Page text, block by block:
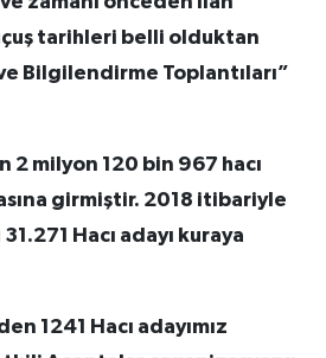
tarihleri belli olduktan
Bilgilendirme Toplantıları”
2 milyon 120 bin 967 hacı
girmiştir. 2018 itibariyle
Hacı adayı kuraya
1241 Hacı adayımız